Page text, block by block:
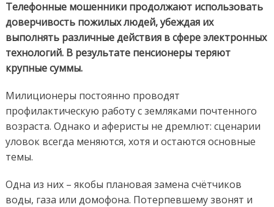
Телефонные мошенники продолжают использовать
доверчивость пожилых людей, убеждая их
выполнять различные действия в сфере электронных
технологий. В результате пенсионеры теряют
крупные суммы.
Милиционеры постоянно проводят
профилактическую работу с земляками почтенного
возраста. Однако и аферисты не дремлют: сценарии
уловок всегда меняются, хотя и остаются основные
темы.
Одна из них – якобы плановая замена счётчиков
воды, газа или домофона. Потерпевшему звонят и